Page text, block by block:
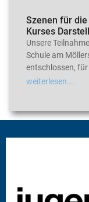
Szenen für
Kurses
Unsere
Schule am
entschlossen,
weiterlesen ...